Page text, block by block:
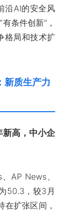
沿AI的安全风
条件创新"，
格局和技术扩
新质生产力
高，中小企
AP News、
50.3，较3月
在扩张区间，